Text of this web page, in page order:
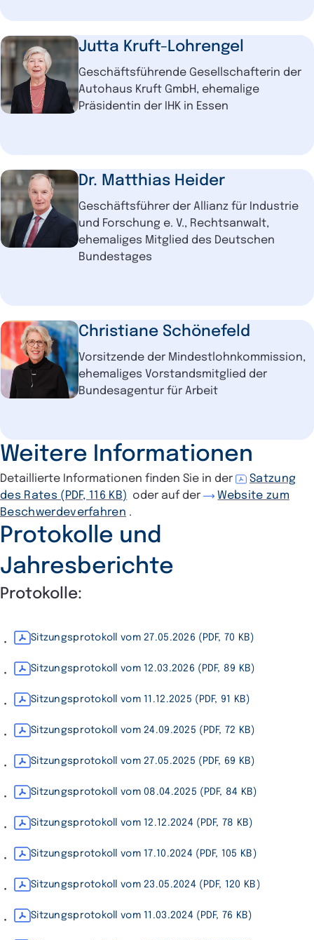
Jutta Kruft-Lohrengel
Geschäftsführende Gesellschafterin der
Autohaus Kruft GmbH, ehemalige
Präsidentin der IHK in Essen
Dr. Matthias Heider
Geschäftsführer der Allianz für Industrie
und Forschung e. V., Rechtsanwalt,
ehemaliges Mitglied des Deutschen
Bundestages
Christiane Schönefeld
Vorsitzende der Mindestlohnkommission,
ehemaliges Vorstandsmitglied der
Bundesagentur für Arbeit
Weitere Informationen
Detaillierte Informationen finden Sie in der
Satzung
des Rates (PDF, 116 KB) oder auf der
Website zum
Beschwerdeverfahren .
Protokolle und
Jahresberichte
Protokolle:
Sitzungsprotokoll vom 27.05.2026 (PDF, 70 KB)
Sitzungsprotokoll vom 12.03.2026 (PDF, 89 KB)
Sitzungsprotokoll vom 11.12.2025 (PDF, 91 KB)
Sitzungsprotokoll vom 24.09.2025 (PDF, 72 KB)
Sitzungsprotokoll vom 27.05.2025 (PDF, 69 KB)
Sitzungsprotokoll vom 08.04.2025 (PDF, 84 KB)
Sitzungsprotokoll vom 12.12.2024 (PDF, 78 KB)
Sitzungsprotokoll vom 17.10.2024 (PDF, 105 KB)
Sitzungsprotokoll vom 23.05.2024 (PDF, 120 KB)
Sitzungsprotokoll vom 11.03.2024 (PDF, 76 KB)